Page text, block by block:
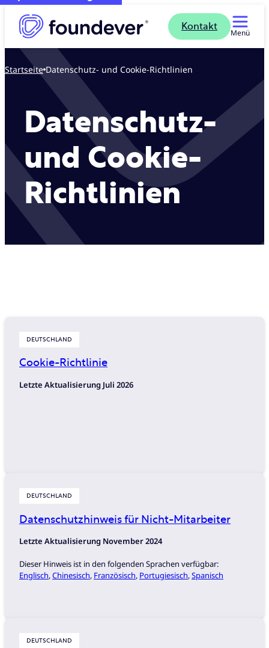
Kontakt
Menü
Startseite Datenschutz- und Cookie-Richtlinien
Datenschutz-
und Cookie-
Richtlinien
DEUTSCHLAND
Cookie-Richtlinie
Letzte Aktualisierung Juli 2026
DEUTSCHLAND
Datenschutzhinweis für Nicht-Mitarbeiter
Letzte Aktualisierung November 2024
Dieser Hinweis ist in den folgenden Sprachen verfügbar:
Englisch,Chinesisch, Französisch, Portugiesisch,Spanisch
DEUTSCHLAND